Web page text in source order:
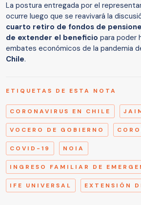
La postura entregada por el
ocurre luego que se reavivará la
cuarto retiro de fondos de
de extender el beneficio para poder
embates económicos de la pandemia
Chile.
ETIQUETAS DE ESTA NOTA
CORONAVIRUS EN CHILE
VOCERO DE GOBIERNO
COVID-19 NOIA
INGRESO FAMILIAR DE
IFE UNIVERSAL EXTENSIÓN